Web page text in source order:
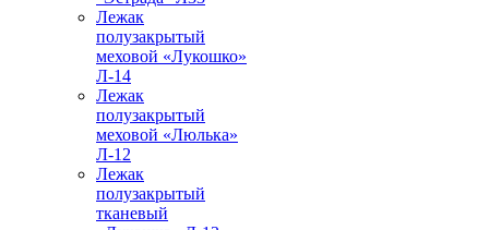
Лежак
полузакрытый
меховой «Лукошко»
Л-14
Лежак
полузакрытый
меховой «Люлька»
Л-12
Лежак
полузакрытый
тканевый